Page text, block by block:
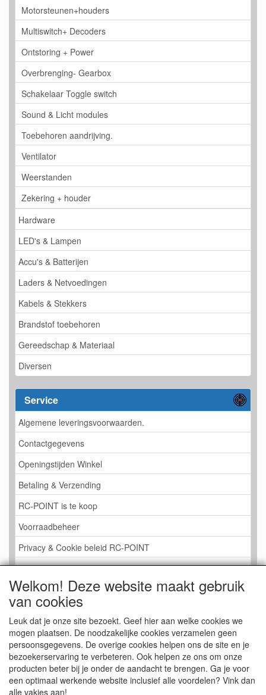
Motorsteunen+houders
Multiswitch+ Decoders
Ontstoring + Power
Overbrenging- Gearbox
Schakelaar Toggle switch
Sound & Licht modules
Toebehoren aandrijving.
Ventilator
Weerstanden
Zekering + houder
Hardware
LED's & Lampen
Accu's & Batterijen
Laders & Netvoedingen
Kabels & Stekkers
Brandstof toebehoren
Gereedschap & Materiaal
Diversen
Service
Algemene leveringsvoorwaarden.
Contactgegevens
Openingstijden Winkel
Betaling & Verzending
RC-POINT is te koop
Voorraadbeheer
Privacy & Cookie beleid RC-POINT
LINK PAGINA
Gastenboek RC-POINT
Kijkje in de Winkel
Welkom! Deze website maakt gebruik
van cookies
Leuk dat je onze site bezoekt. Geef hier aan welke cookies we
mogen plaatsen. De noodzakelijke cookies verzamelen geen
persoonsgegevens. De overige cookies helpen ons de site en je
bezoekerservaring te verbeteren. Ook helpen ze ons om onze
producten beter bij je onder de aandacht te brengen. Ga je voor
een optimaal werkende website inclusief alle voordelen? Vink dan
alle vakjes aan!